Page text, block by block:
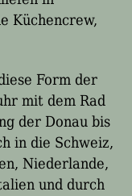
Küchencrew,
Form der
mit dem Rad
der Donau bis
in die Schweiz,
Niederlande,
und durch